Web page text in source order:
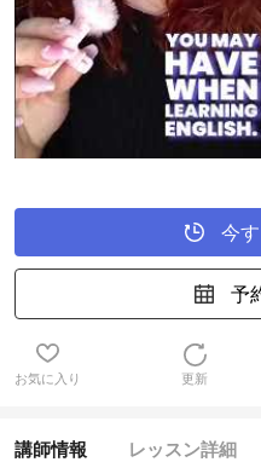
今
予
お気に入り 更新
講師情報 レッスン詳細